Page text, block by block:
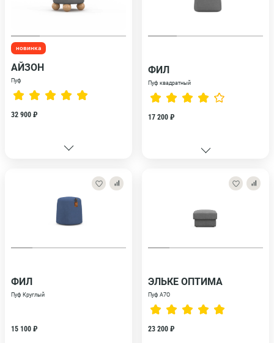
новинка
АЙЗОН
Пуф
32 900 ₽
ФИЛ
Пуф квадратный
17 200 ₽
ФИЛ
Пуф Круглый
15 100 ₽
ЭЛЬКЕ ОПТИМА
Пуф А7О
23 200 ₽